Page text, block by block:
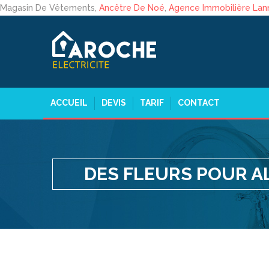
Magasin De Vêtements, Ancêtre De Noé Agence Immobilière
ACCUEIL DEVIS TARIF CONTACT
DES FLEURS POUR